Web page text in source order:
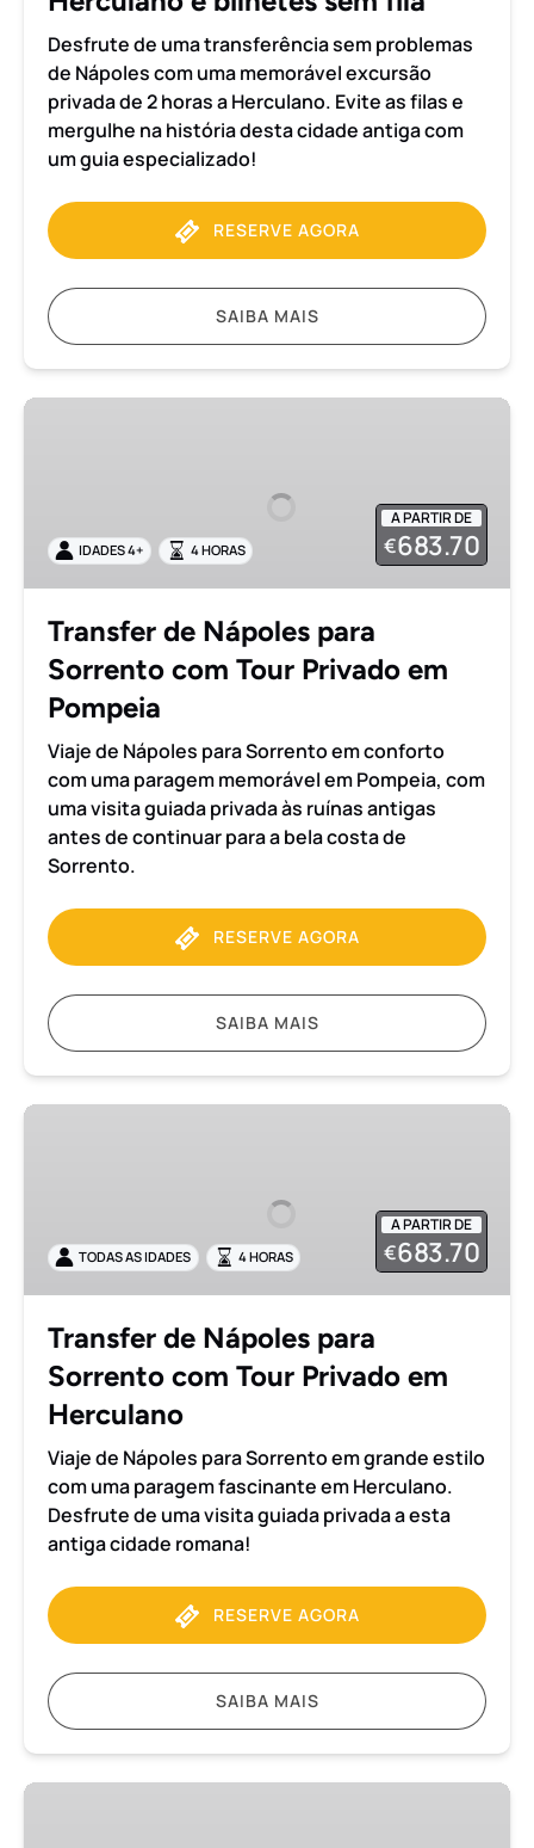
bilhetes
sem
fila
Desfrute de uma transferência sem problemas
de Nápoles com uma memorável excursão
privada de 2 horas a Herculano. Evite as filas e
mergulhe na história desta cidade antiga com
um guia especializado!
RESERVE AGORA
SAIBA MAIS
Transfer
com
Tour
Pompeia
A PARTIR DE
€683.70
IDADES 4+ 4 HORAS
Transfer de Nápoles para
Sorrento com Tour Privado em
Pompeia
Viaje de Nápoles para Sorrento em conforto
com uma paragem memorável em Pompeia, com
uma visita guiada privada às ruínas antigas
antes de continuar para a bela costa de
Sorrento.
RESERVE AGORA
SAIBA MAIS
Transfer
com
Tour
Herculano
A PARTIR DE
€683.70
TODAS AS IDADES 4 HORAS
Transfer de Nápoles para
Sorrento com Tour Privado em
Herculano
Viaje de Nápoles para Sorrento em grande estilo
com uma paragem fascinante em Herculano.
Desfrute de uma visita guiada privada a esta
antiga cidade romana!
RESERVE AGORA
SAIBA MAIS
Transfer